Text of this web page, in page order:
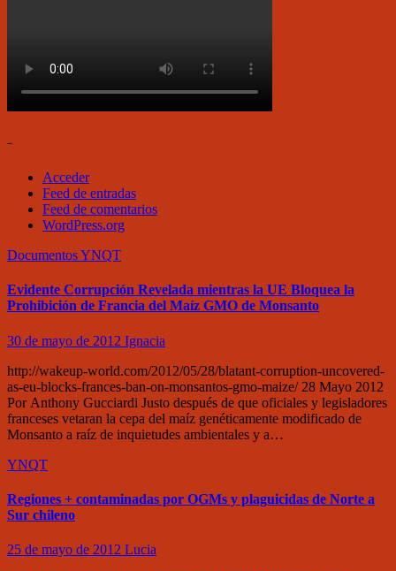
–
Acceder
Feed de entradas
Feed de comentarios
WordPress.org
DocumentosYNQT
Evidente Corrupción Revelada mientras la UE Bloquea la
Prohibición de Francia del Maíz GMO de Monsanto
30 de mayo de 2012 Ignacia
http://wakeup-world.com/2012/05/28/blatant-corruption-uncovered-
as-eu-blocks-frances-ban-on-monsantos-gmo-maize/ 28 Mayo 2012
Por Anthony Gucciardi Justo después de que oficiales y legisladores
franceses vetaran la cepa del maíz genéticamente modificado de
Monsanto a raíz de inquietudes ambientales y a…
YNQT
Regiones + contaminadas por OGMs y plaguicidas de Norte a
Sur chileno
25 de mayo de 2012 Lucia